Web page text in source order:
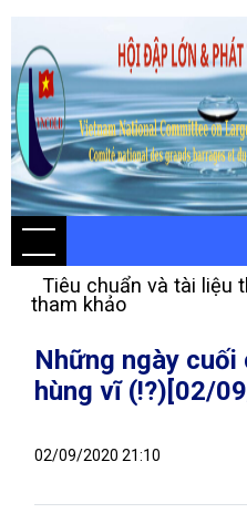
Tiêu chuẩn và tài liệu
tham khảo
Những ngày
hùng vĩ (!?)[02/
02/09/2020 21:10